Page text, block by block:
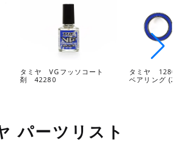
タミヤ VGフッソコート
剤 42280
タミヤ 1280
ベアリング
パーツリスト